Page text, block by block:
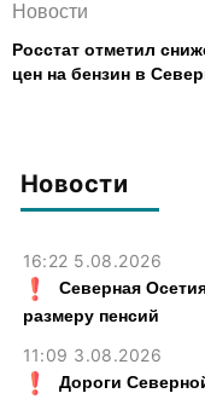
Новости
16:22 5.08.2026
Северная
размеру пенсий
11:09 3.08.2026
Дороги
Новости
Росстат отметил
цен на бензин в